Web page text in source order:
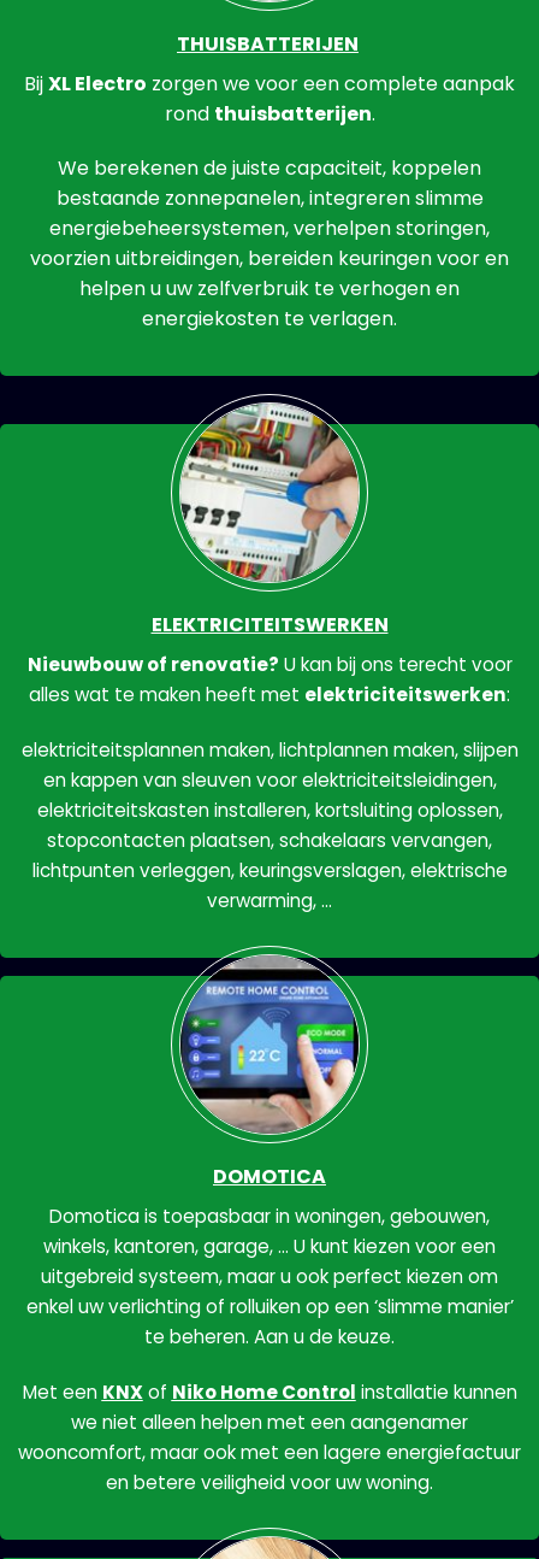
THUISBATTERIJEN
BijXL Electro zorgen we voor een complete aanpak
rond thuisbatterijen.
We berekenen de juiste capaciteit, koppelen
bestaande zonnepanelen, integreren slimme
energiebeheersystemen, verhelpen storingen,
voorzien uitbreidingen, bereiden keuringen voor en
helpen u uw zelfverbruik te verhogen en
energiekosten te verlagen.
ELEKTRICITEITSWERKEN
Nieuwbouw of renovatie? U kan bij ons terecht voor
alles wat te maken heeft met elektriciteitswerken:
elektriciteitsplannen maken, lichtplannen maken, slijpen
en kappen van sleuven voor elektriciteitsleidingen,
elektriciteitskasten installeren, kortsluiting oplossen,
stopcontacten plaatsen, schakelaars vervangen,
lichtpunten verleggen, keuringsverslagen, elektrische
verwarming, …
DOMOTICA
Domotica is toepasbaar in woningen, gebouwen,
winkels, kantoren, garage, … U kunt kiezen voor een
uitgebreid systeem, maar u ook perfect kiezen om
enkel uw verlichting of rolluiken op een ‘slimme manier’
te beheren. Aan u de keuze.
Met een KNXof Niko Home Control installatie kunnen
we niet alleen helpen met een aangenamer
wooncomfort, maar ook met een lagere energiefactuur
en betere veiligheid voor uw woning.